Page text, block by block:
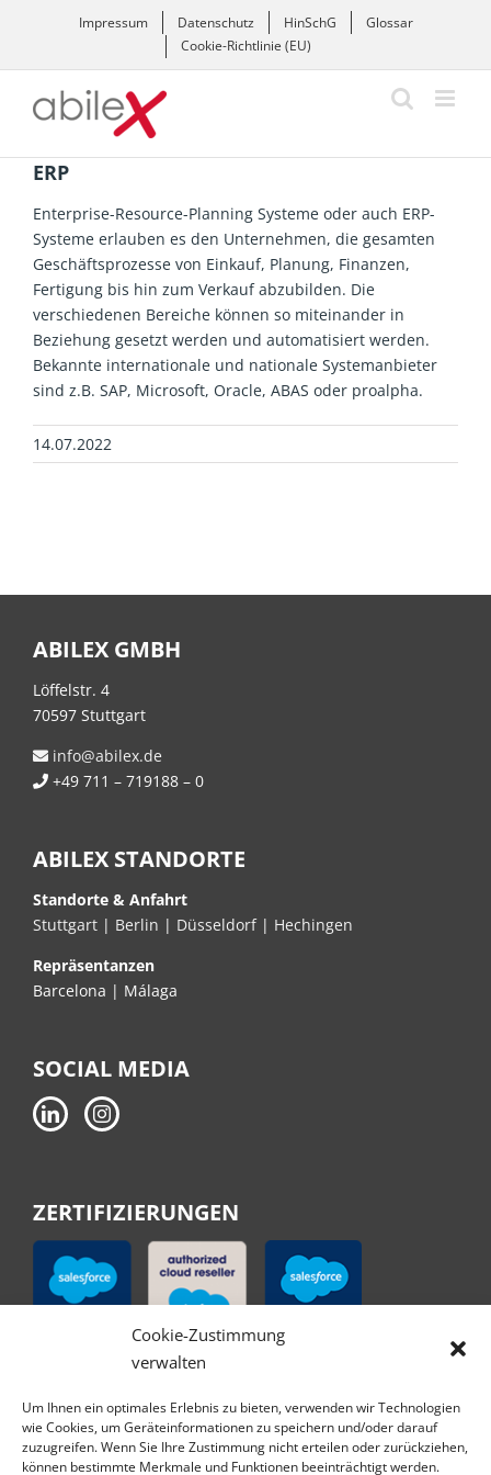
Cookie-Zustimmung
verwalten
Um Ihnen ein optimales Erlebnis zu bieten, verwenden wir Technologien
wie Cookies, um Geräteinformationen zu speichern und/oder darauf
zuzugreifen. Wenn Sie Ihre Zustimmung nicht erteilen oder zurückziehen,
können bestimmte Merkmale und Funktionen beeinträchtigt werden.
Impressum Datenschutz HinSchG
Glossar
Cookie-Richtlinie (EU)
ERP
Enterprise-Resource-Planning Systeme oder auch ERP-
Systeme erlauben es den Unternehmen, die gesamten
Geschäftsprozesse von Einkauf, Planung, Finanzen,
Fertigung bis hin zum Verkauf abzubilden. Die
verschiedenen Bereiche können so miteinander in
Beziehung gesetzt werden und automatisiert werden.
Bekannte internationale und nationale Systemanbieter
sind z.B. SAP, Microsoft, Oracle, ABAS oder proalpha.
14.07.2022
ABILEX GMBH
Löffelstr. 4
70597 Stuttgart
info@abilex.de
+49 711 – 719188 – 0
ABILEX STANDORTE
Standorte & Anfahrt
Stuttgart | Berlin | Düsseldorf | Hechingen
Repräsentanzen
Barcelona | Málaga
SOCIAL MEDIA
ZERTIFIZIERUNGEN